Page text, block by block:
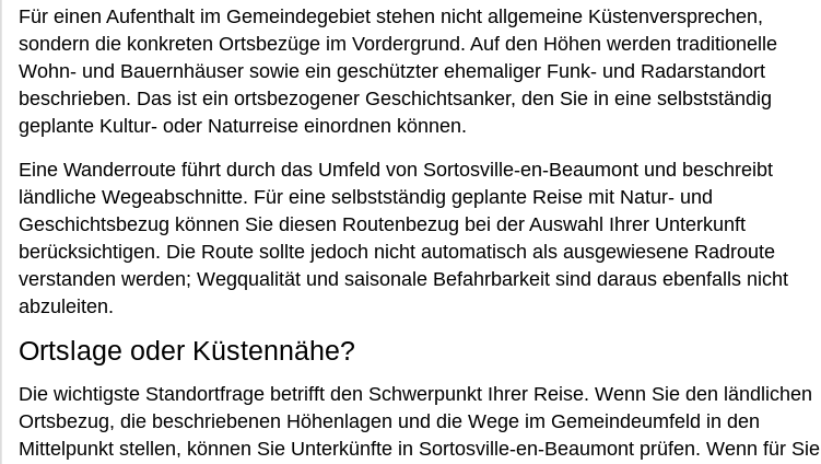
Für einen Aufenthalt im Gemeindegebiet stehen nicht allgemeine Küstenversprechen,
sondern die konkreten Ortsbezüge im Vordergrund. Auf den Höhen werden traditionelle
Wohn- und Bauernhäuser sowie ein geschützter ehemaliger Funk- und Radarstandort
beschrieben. Das ist ein ortsbezogener Geschichtsanker, den Sie in eine selbstständig
geplante Kultur- oder Naturreise einordnen können.
Eine Wanderroute führt durch das Umfeld von Sortosville-en-Beaumont und beschreibt
ländliche Wegeabschnitte. Für eine selbstständig geplante Reise mit Natur- und
Geschichtsbezug können Sie diesen Routenbezug bei der Auswahl Ihrer Unterkunft
berücksichtigen. Die Route sollte jedoch nicht automatisch als ausgewiesene Radroute
verstanden werden; Wegqualität und saisonale Befahrbarkeit sind daraus ebenfalls nicht
abzuleiten.
Ortslage oder Küstennähe?
Die wichtigste Standortfrage betrifft den Schwerpunkt Ihrer Reise. Wenn Sie den ländlichen
Ortsbezug, die beschriebenen Höhenlagen und die Wege im Gemeindeumfeld in den
Mittelpunkt stellen, können Sie Unterkünfte in Sortosville-en-Beaumont prüfen. Wenn für Sie